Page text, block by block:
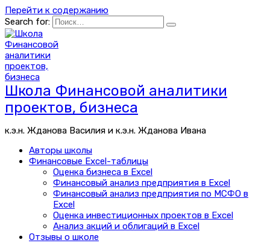
Перейти к содержанию
Search for:
Школа Финансовой аналитики
проектов, бизнеса
к.э.н. Жданова Василия и к.э.н. Жданова Ивана
Авторы школы
Финансовые Excel-таблицы
Оценка бизнеса в Excel
Финансовый анализ предприятия в Excel
Финансовый анализ предприятия по МСФО в
Excel
Оценка инвестиционных проектов в Excel
Анализ акций и облигаций в Excel
Отзывы о школе